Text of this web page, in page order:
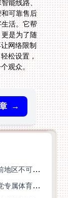
观众。
→
在海外看世界杯直播英格兰 vs 刚果 (金)当前地区不可播放？这篇指南帮你突破所有限制
在国外如何看世界杯巴西 vs 摩洛哥？海外党专属体育观赛指南来了